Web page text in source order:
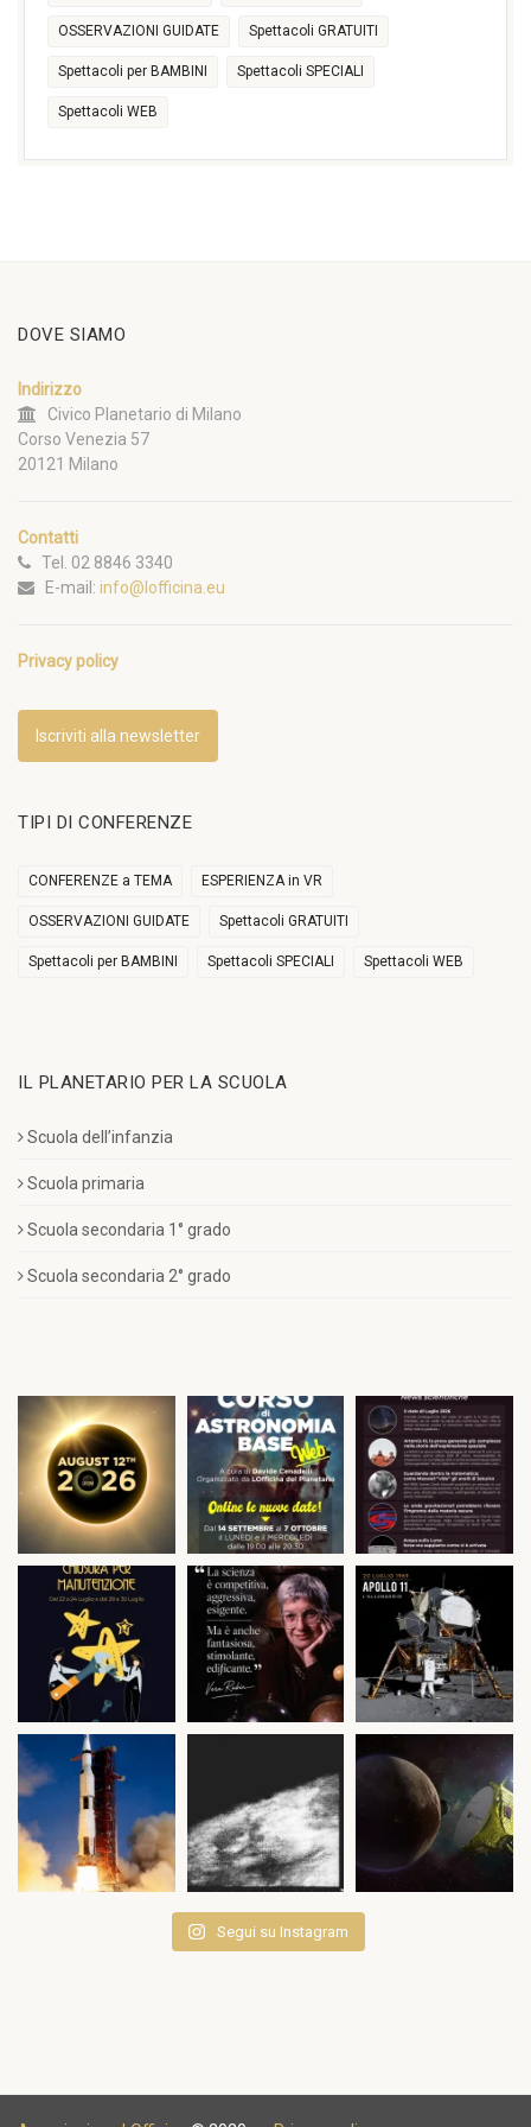
OSSERVAZIONI GUIDATE Spettacoli GRATUITI
Spettacoli per BAMBINI Spettacoli SPECIALI
Spettacoli WEB
DOVE SIAMO
Indirizzo
Civico Planetario di Milano
Corso Venezia 57
20121 Milano
Contatti
Tel. 02 8846 3340
E-mail: info@lofficina.eu
Privacy policy
Iscriviti alla newsletter
TIPI DI CONFERENZE
CONFERENZE a TEMA ESPERIENZA in VR
OSSERVAZIONI GUIDATE Spettacoli GRATUITI
Spettacoli per BAMBINI Spettacoli SPECIALI Spettacoli WEB
IL PLANETARIO PER LA SCUOLA
Scuola dell’infanzia
Scuola primaria
Scuola secondaria 1° grado
Scuola secondaria 2° grado
Segui su Instagram